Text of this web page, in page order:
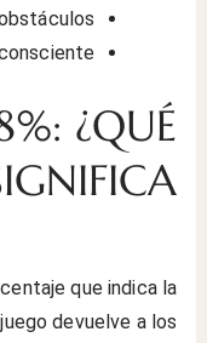
¿QUÉ
que indica la
devuelve a los